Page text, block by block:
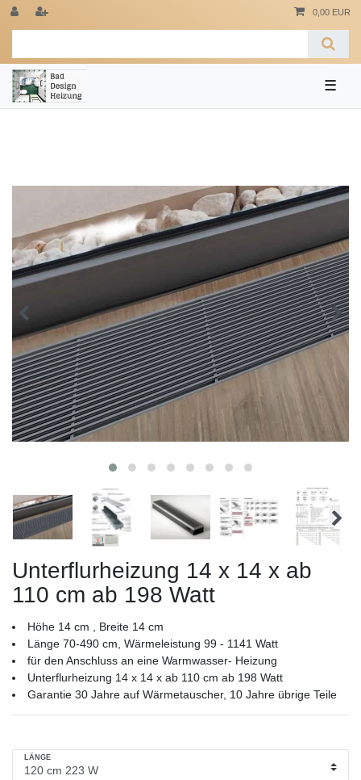
0,00 EUR
☰
Unterflurheizung 14 x 14 x ab
110 cm ab 198 Watt
Höhe 14 cm , Breite 14 cm
Länge 70-490 cm, Wärmeleistung 99 - 1141 Watt
für den Anschluss an eine Warmwasser- Heizung
Unterflurheizung 14 x 14 x ab 110 cm ab 198 Watt
Garantie 30 Jahre auf Wärmetauscher, 10 Jahre übrige Teile
LÄNGE